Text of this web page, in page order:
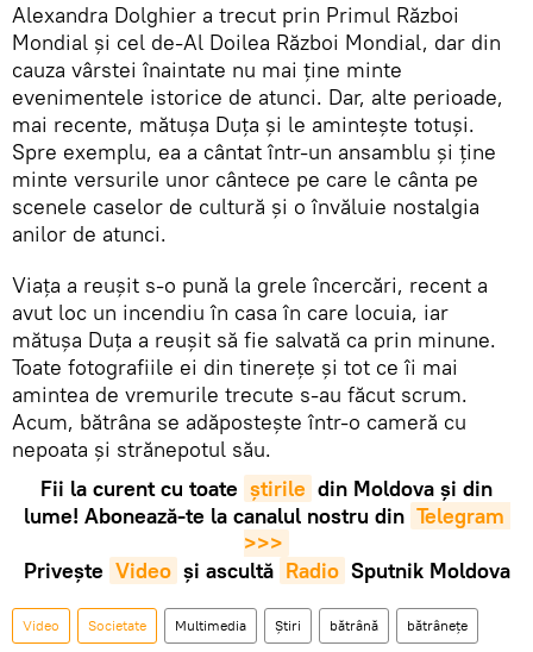
Alexandra Dolghier a trecut prin Primul Război
Mondial și cel de-Al Doilea Război Mondial, dar din
cauza vârstei înaintate nu mai ține minte
evenimentele istorice de atunci. Dar, alte perioade,
mai recente, mătușa Duța și le amintește totuși.
Spre exemplu, ea a cântat într-un ansamblu și ține
minte versurile unor cântece pe care le cânta pe
scenele caselor de cultură și o învăluie nostalgia
anilor de atunci.
Viața a reușit s-o pună la grele încercări, recent a
avut loc un incendiu în casa în care locuia, iar
mătușa Duța a reușit să fie salvată ca prin minune.
Toate fotografiile ei din tinerețe și tot ce îi mai
amintea de vremurile trecute s-au făcut scrum.
Acum, bătrâna se adăpostește într-o cameră cu
nepoata și strănepotul său.
Fii la curent cu toate știrile din Moldova și din
lume! Abonează-te la canalul nostru din Telegram
>>>
Privește Video și ascultă Radio Sputnik Moldova
Video Societate Multimedia Știri bătrână bătrânețe